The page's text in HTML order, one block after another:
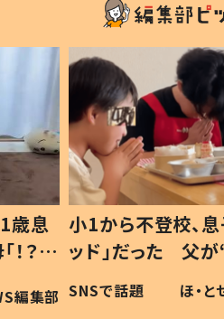
歳息
？」
編集部
小1から不登校、息
ッド」だった 父
作り続ける理由
#令和の子
SNSで話題 ほ・